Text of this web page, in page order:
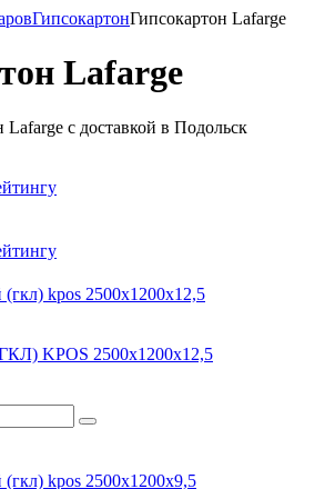
ГипсокартонГипсокартон Lafarge
Lafarge
Lafarge с доставкой в Подольск
KPOS 2500x1200x12,5